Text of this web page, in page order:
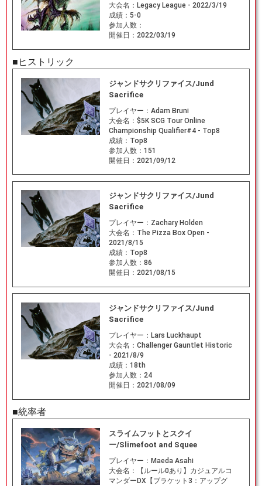
大会名： Legacy League - 2022/3/19
成績： 5-0
参加人数：
開催日： 2022/03/19
■ヒストリック
ジャンドサクリファイス/Jund
Sacrifice
プレイヤー： Adam Bruni
大会名： $5K SCG Tour Online
Championship Qualifier#4 - Top8
成績： Top8
参加人数： 151
開催日： 2021/09/12
ジャンドサクリファイス/Jund
Sacrifice
プレイヤー： Zachary Holden
大会名： The Pizza Box Open -
2021/8/15
成績： Top8
参加人数： 86
開催日： 2021/08/15
ジャンドサクリファイス/Jund
Sacrifice
プレイヤー： Lars Luckhaupt
大会名： Challenger Gauntlet Historic
- 2021/8/9
成績： 18th
参加人数： 24
開催日： 2021/08/09
■統率者
スライムフットとスクイ
ー/Slimefoot and Squee
プレイヤー： Maeda Asahi
大会名：
【ルール0あり】カジュアルコ
マンダーDX【ブラケット3：アップグ